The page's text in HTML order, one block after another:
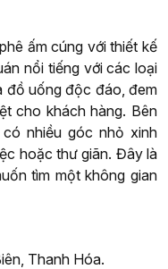
ấm cúng với thiết kế
nổi tiếng với các loại
đồ uống độc đáo, đem
cho khách hàng. Bên
nhiều góc nhỏ xinh
hoặc thư giãn. Đây là
tìm một không gian
Thanh Hóa.